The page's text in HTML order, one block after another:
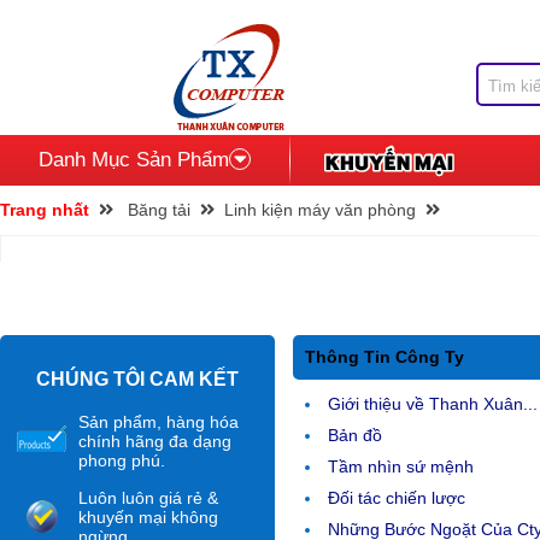
Danh Mục Sản Phẩm
Trang nhất Băng tải Linh kiện máy văn phòng
CHÚNG TÔI CAM KẾT
Sản phẩm, hàng hóa
chính hãng đa dạng
phong phú.
Luôn luôn giá rẻ &
khuyến mại không
Thông Tin Công Ty
Giới thiệu về Thanh Xuân...
Bản đồ
Tầm nhìn sứ mệnh
Đối tác chiến lược
Những Bước Ngoặt Của